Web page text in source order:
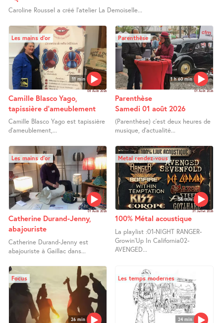
Caroline Roussel a créé l’atelier La Demoiselle...
11 min
Les mains d’or
08 Août 2026
Camille Blasco Yago,
tapissière d’ameublement
Camille Blasco Yago est tapissière
d’ameublement,...
1 h 60 min
Parenthèse
01 Août 2026
Parenthèse
Samedi 01 août 2026
(Parenthèse) c’est deux heures de
musique, d’actualité...
7 min
Les mains d’or
01 Août 2026
Catherine Durand-Jenny,
abajouriste
Catherine Durand-Jenny est
abajouriste à Gaillac dans...
58 min
Metal rendez-vous
31 Juillet 2026
100% Métal acoustique
La playlist :01-NIGHT RANGER-
Growin’Up In California02-
AVENGED...
26 min
Focus
24 min
Les temps modernes